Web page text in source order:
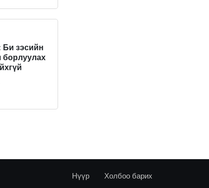
Би зэсийн
Нүүр Холбоо барих